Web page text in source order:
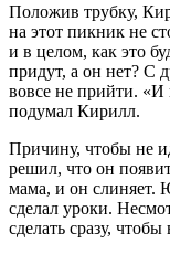
Положив трубку,
на этот пикник не
и в целом, как это
придут, а он нет? С
вовсе не прийти. «И
подумал Кирилл.
Причину, чтобы не
решил, что он
мама, и он слиняет.
сделал уроки.
сделать сразу,